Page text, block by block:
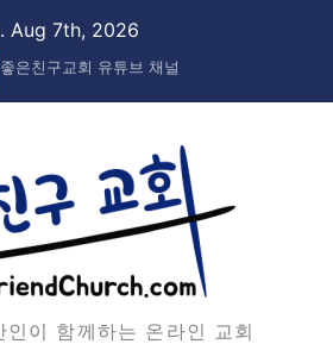
Aug 7th, 2026
좋은친구교회 유튜브 채널
인이 함께하는 온라인 교회